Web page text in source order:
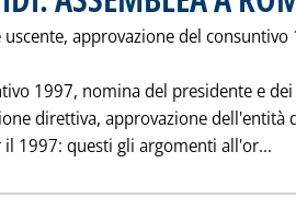
approvazione del consuntivo
1997, nomina del presidente e dei
direttiva, approvazione dell'entità
1997: questi gli argomenti all'or...